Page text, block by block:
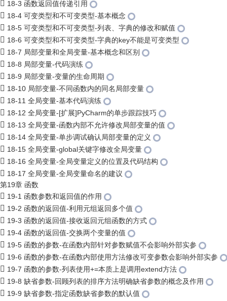
18-3 函数返回值传递引用
18-4 可变类型和不可变类型-基本概念
18-5 可变类型和不可变类型-列表、字典的修改和赋值
18-6 可变类型和不可变类型-字典的key不能是可变类型
18-7 局部变量和全局变量-基本概念和区别
18-8 局部变量-代码演练
18-9 局部变量-变量的生命周期
18-10 局部变量-不同函数内的同名局部变量
18-11 全局变量-基本代码演练
18-12 全局变量-[扩展]PyCharm的单步跟踪技巧
18-13 全局变量-函数内部不允许修改局部变量的值
18-14 全局变量-单步调试确认局部变量的定义
18-15 全局变量-global关键字修改全局变量
18-16 全局变量-全局变量定义的位置及代码结构
18-17 全局变量-全局变量命名的建议
第19章 函数
19-1 函数参数和返回值的作用
19-2 函数的返回值-利用元组返回多个值
19-3 函数的返回值-接收返回元组函数的方式
19-4 函数的返回值-交换两个变量的值
19-5 函数的参数-在函数内部针对参数赋值不会影响外部实参
19-6 函数的参数-在函数内部使用方法修改可变参数会影响外部实参
19-7 函数的参数-列表使用+=本质上是调用extend方法
19-8 缺省参数-回顾列表的排序方法明确缺省参数的概念及作用
19-9 缺省参数-指定函数缺省参数的默认值